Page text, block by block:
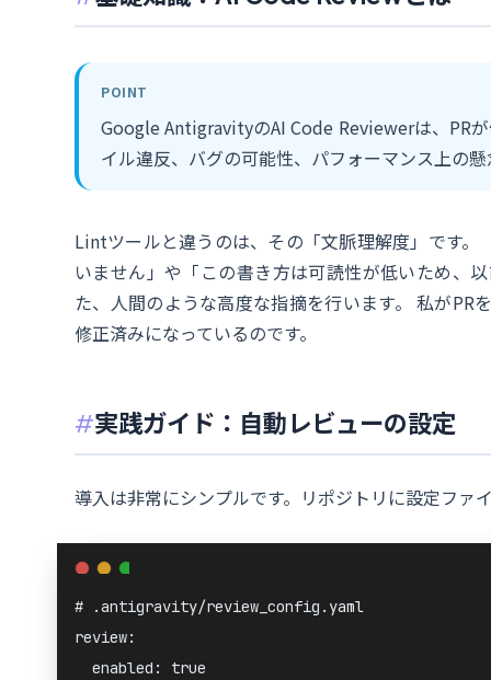
POINT
Google AntigravityのAI Code Reviewerは、PR
イル違反、バグの可能性、パフォーマンス上の
Lintツールと違うのは、その「文脈理解度」です
いません」や「この書き方は可読性が低いため、
た、人間のような高度な指摘を行います。 私がPR
修正済みになっているのです。
実践ガイド：自動レビューの設定
導入は非常にシンプルです。リポジトリに設定ファ
# .antigravity/review_config.yaml
review:
  enabled: true